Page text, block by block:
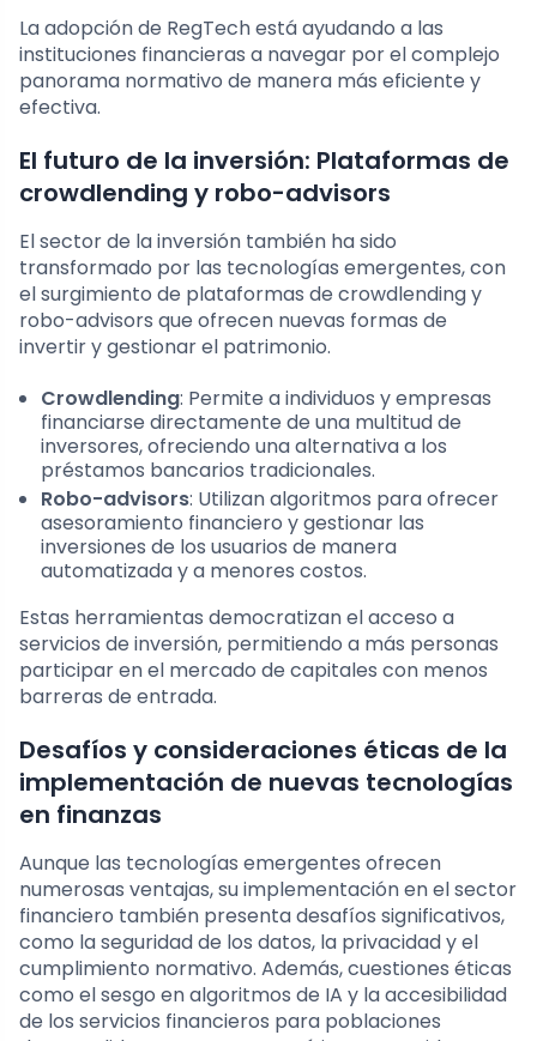
La adopción de RegTech está ayudando a las
instituciones financieras a navegar por el complejo
panorama normativo de manera más eficiente y
efectiva.
El futuro de la inversión: Plataformas de
crowdlending y robo-advisors
El sector de la inversión también ha sido
transformado por las tecnologías emergentes, con
el surgimiento de plataformas de crowdlending y
robo-advisors que ofrecen nuevas formas de
invertir y gestionar el patrimonio.
Crowdlending: Permite a individuos y empresas
financiarse directamente de una multitud de
inversores, ofreciendo una alternativa a los
préstamos bancarios tradicionales.
Robo-advisors: Utilizan algoritmos para ofrecer
asesoramiento financiero y gestionar las
inversiones de los usuarios de manera
automatizada y a menores costos.
Estas herramientas democratizan el acceso a
servicios de inversión, permitiendo a más personas
participar en el mercado de capitales con menos
barreras de entrada.
Desafíos y consideraciones éticas de la
implementación de nuevas tecnologías
en finanzas
Aunque las tecnologías emergentes ofrecen
numerosas ventajas, su implementación en el sector
financiero también presenta desafíos significativos,
como la seguridad de los datos, la privacidad y el
cumplimiento normativo. Además, cuestiones éticas
como el sesgo en algoritmos de IA y la accesibilidad
de los servicios financieros para poblaciones